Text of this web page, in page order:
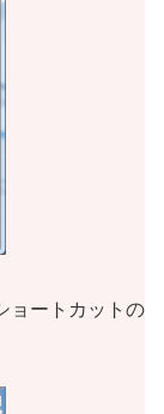
ョートカットの